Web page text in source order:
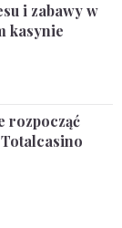
i zabawy w
kasynie
rozpocząć